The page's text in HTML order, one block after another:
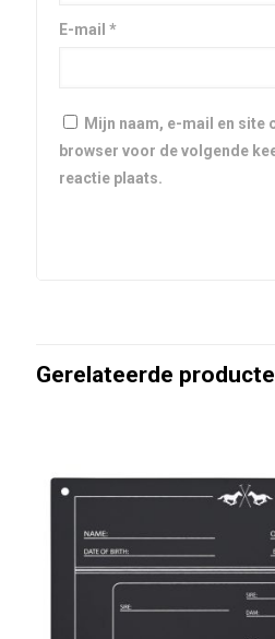
E-mail *
Mijn naam, e-mail en site
browser voor de volgende
reactie plaats.
Gerelateerde